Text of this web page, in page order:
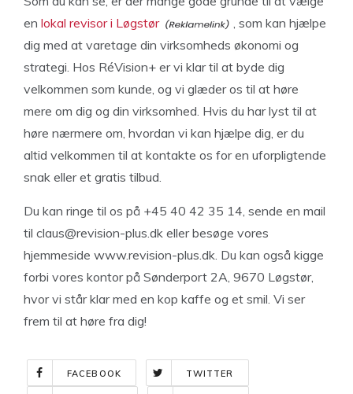
en lokal revisor i Løgstør
, som kan hjælpe
dig med at varetage din virksomheds økonomi og
strategi. Hos RéVision+ er vi klar til at byde dig
velkommen som kunde, og vi glæder os til at høre
mere om dig og din virksomhed. Hvis du har lyst til at
høre nærmere om, hvordan vi kan hjælpe dig, er du
altid velkommen til at kontakte os for en uforpligtende
snak eller et gratis tilbud.
Du kan ringe til os på +45 40 42 35 14, sende en mail
til claus@revision-plus.dk eller besøge vores
hjemmeside www.revision-plus.dk. Du kan også kigge
forbi vores kontor på Sønderport 2A, 9670 Løgstør,
hvor vi står klar med en kop kaffe og et smil. Vi ser
frem til at høre fra dig!
FACEBOOK TWITTER